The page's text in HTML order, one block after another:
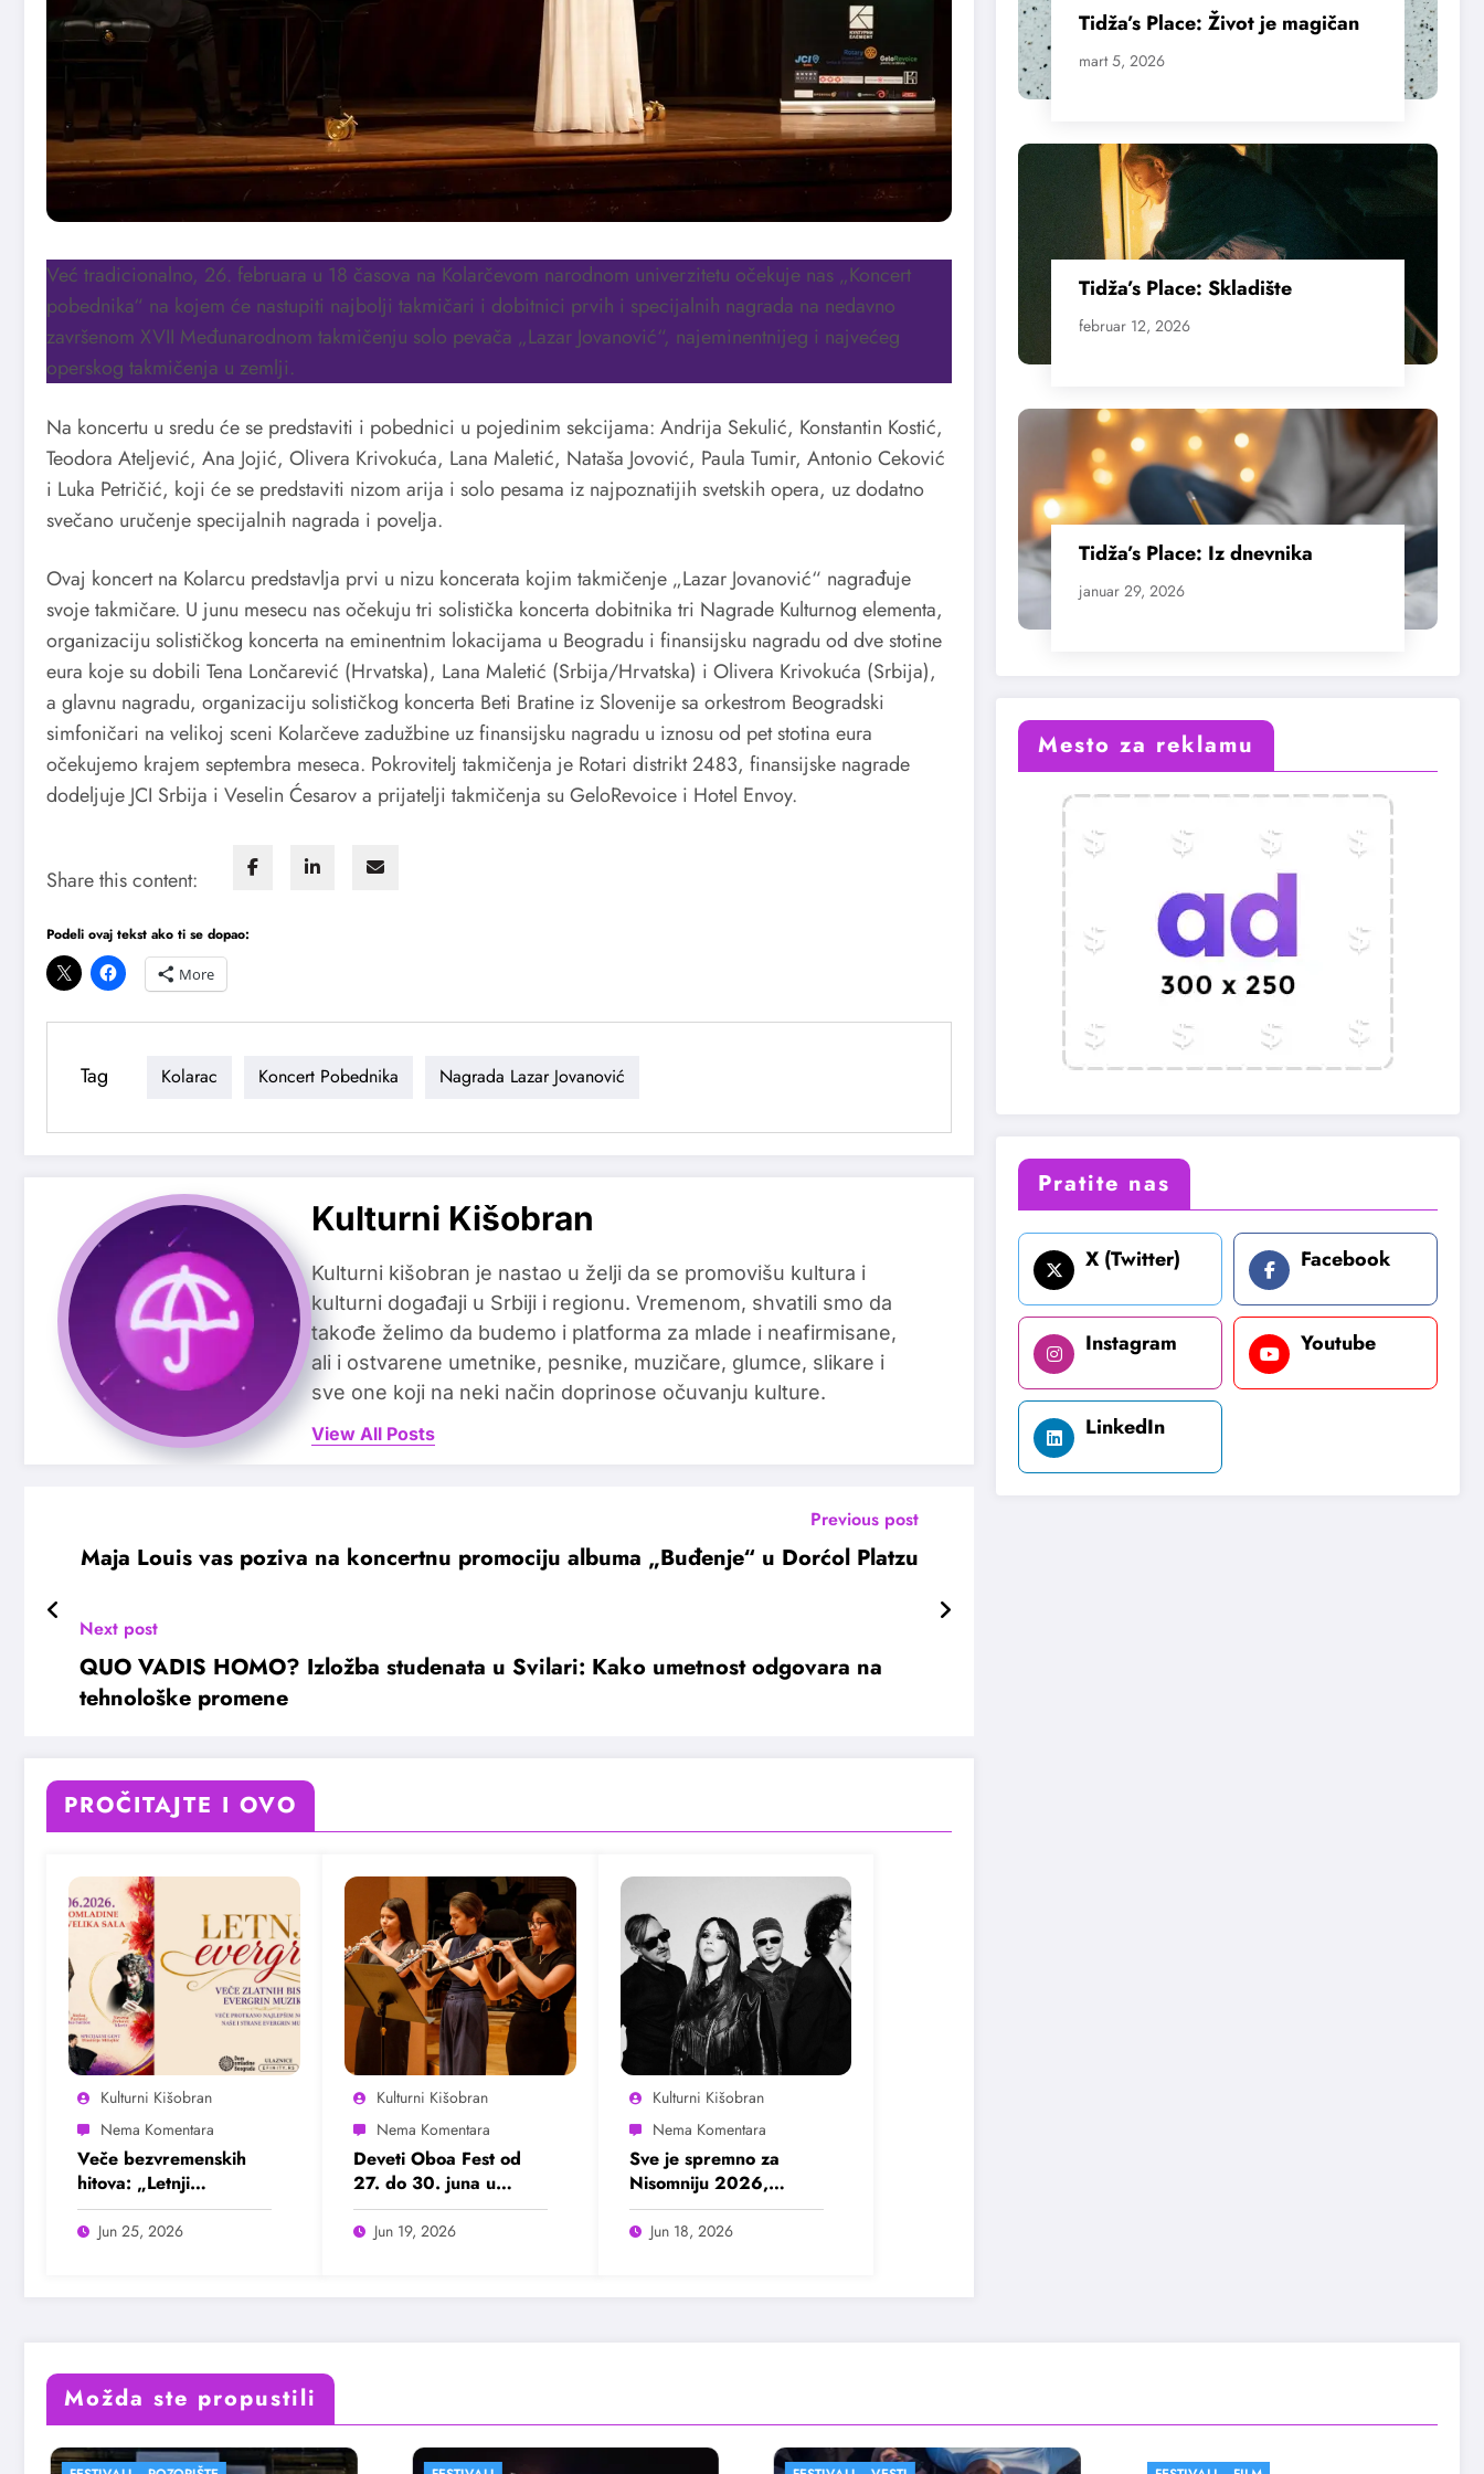
Već tradicionalno, 26. februara u 18 časova na Kolarčevom narodnom univerzitetu očekuje nas „Koncert
pobednika“ na kojem će nastupiti najbolji takmičari i dobitnici prvih i specijalnih nagrada na nedavno
završenom XVII Međunarodnom takmičenju solo pevača „Lazar Jovanović“, najeminentnijeg i najvećeg
operskog takmičenja u zemlji.
Na koncertu u sredu će se predstaviti i pobednici u pojedinim sekcijama: Andrija Sekulić, Konstantin Kostić,
Teodora Ateljević, Ana Jojić, Olivera Krivokuća, Lana Maletić, Nataša Jovović, Paula Tumir, Antonio Ceković
i Luka Petričić, koji će se predstaviti nizom arija i solo pesama iz najpoznatijih svetskih opera, uz dodatno
svečano uručenje specijalnih nagrada i povelja.
Ovaj koncert na Kolarcu predstavlja prvi u nizu koncerata kojim takmičenje „Lazar Jovanović“ nagrađuje
svoje takmičare. U junu mesecu nas očekuju tri solistička koncerta dobitnika tri Nagrade Kulturnog elementa,
organizaciju solističkog koncerta na eminentnim lokacijama u Beogradu i finansijsku nagradu od dve stotine
eura koje su dobili Tena Lončarević (Hrvatska), Lana Maletić (Srbija/Hrvatska) i Olivera Krivokuća (Srbija),
a glavnu nagradu, organizaciju solističkog koncerta Beti Bratine iz Slovenije sa orkestrom Beogradski
simfoničari na velikoj sceni Kolarčeve zadužbine uz finansijsku nagradu u iznosu od pet stotina eura
očekujemo krajem septembra meseca. Pokrovitelj takmičenja je Rotari distrikt 2483, finansijske nagrade
dodeljuje JCI Srbija i Veselin Ćesarov a prijatelji takmičenja su GeloRevoice i Hotel Envoy.
Share this content:
Podeli ovaj tekst ako ti se dopao:
More
Tag Kolarac Koncert Pobednika Nagrada Lazar Jovanović
Kulturni Kišobran
Kulturni kišobran je nastao u želji da se promovišu kultura i
kulturni događaji u Srbiji i regionu. Vremenom, shvatili smo da
takođe želimo da budemo i platforma za mlade i neafirmisane,
ali i ostvarene umetnike, pesnike, muzičare, glumce, slikare i
sve one koji na neki način doprinose očuvanju kulture.
View All Posts
Previous post
Maja Louis vas poziva na koncertnu promociju albuma „Buđenje“ u Dorćol Platzu
Next post
QUO VADIS HOMO? Izložba studenata u Svilari: Kako umetnost odgovara na
tehnološke promene
PROČITAJTE I OVO
Kulturni Kišobran
Veče bezvremenskih
hitova: „Letnji
evergrin“ u Domu
omladine Beograda
Jun 25, 2026
Kulturni Kišobran
Deveti Oboa Fest od
27. do 30. juna u
Beogradu
Jun 19, 2026
Kulturni Kišobran
Sve je spremno za
Nisomniju 2026,
pogledajte program
Jun 18, 2026
Tidža’s Place: Život je magičan
mart 5, 2026
Tidža’s Place: Skladište
februar 12, 2026
Tidža’s Place: Iz dnevnika
januar 29, 2026
Mesto za reklamu
Pratite nas
X (Twitter) Facebook
Instagram Youtube
LinkedIn
Možda ste propustili